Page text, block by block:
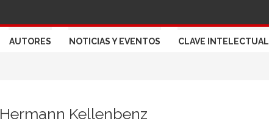
AUTORES NOTICIAS Y EVENTOS CLAVE INTELECTUAL
Hermann Kellenbenz